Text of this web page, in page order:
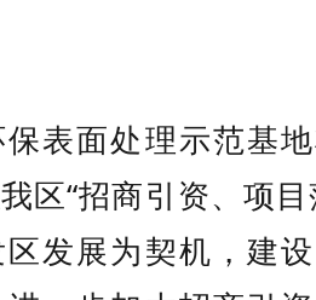
表面处理示范基
区“招商引资、项
发展为契机，建